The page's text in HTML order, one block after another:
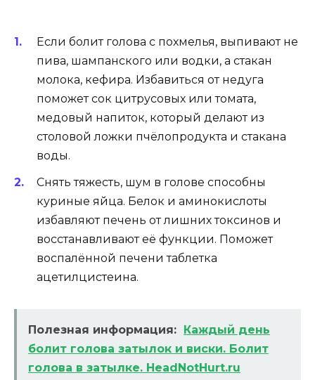
Если болит голова с похмелья, выпивают не
пива, шампанского или водки, а стакан
молока, кефира. Избавиться от недуга
поможет сок цитрусовых или томата,
медовый напиток, который делают из
столовой ложки пчёлопродукта и стакана
воды.
Снять тяжесть, шум в голове способны
куриные яйца. Белок и аминокислоты
избавляют печень от лишних токсинов и
восстанавливают её функции. Поможет
воспалённой печени таблетка
ацетилцистеина.
Полезная информация:
Каждый день
болит голова затылок и виски. Болит
голова в затылке. HeadNotHurt.ru